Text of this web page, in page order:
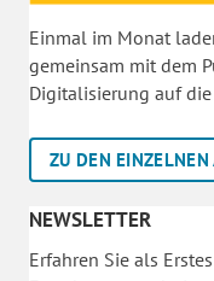
Einmal im Monat
gemeinsam mit dem
Digitalisierung auf
ZU DEN EINZELNEN
NEWSLETTER
Erfahren Sie als